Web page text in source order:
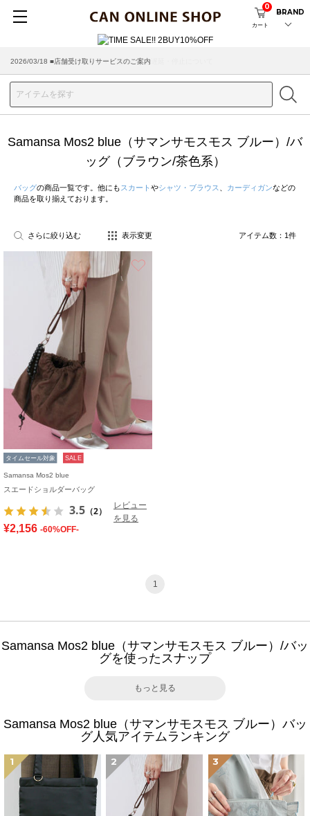
カート
0
BRAND
2026/03/18 ■店舗受け取りサービスのご案内
Samansa Mos2 blue（サマンサモスモス ブルー）/バ
ッグ（ブラウン/茶色系）
バッグの商品一覧です。他にも スカート やシャツ・ブラウス カーディガンなどの
商品を取り揃えております。
さらに絞り込む 表示変更 アイテム数： 1件
タイムセール対象 SALE
Samansa Mos2 blue
スエードショルダーバッグ
3.5 （2）
レビュー
を見る
¥2,156 -60%OFF-
1
Samansa Mos2 blue（サマンサモスモス ブルー）/バッ
グを使ったスナップ
もっと見る
Samansa Mos2 blue（サマンサモスモス ブルー）バッ
グ人気アイテムランキング
1 2 3